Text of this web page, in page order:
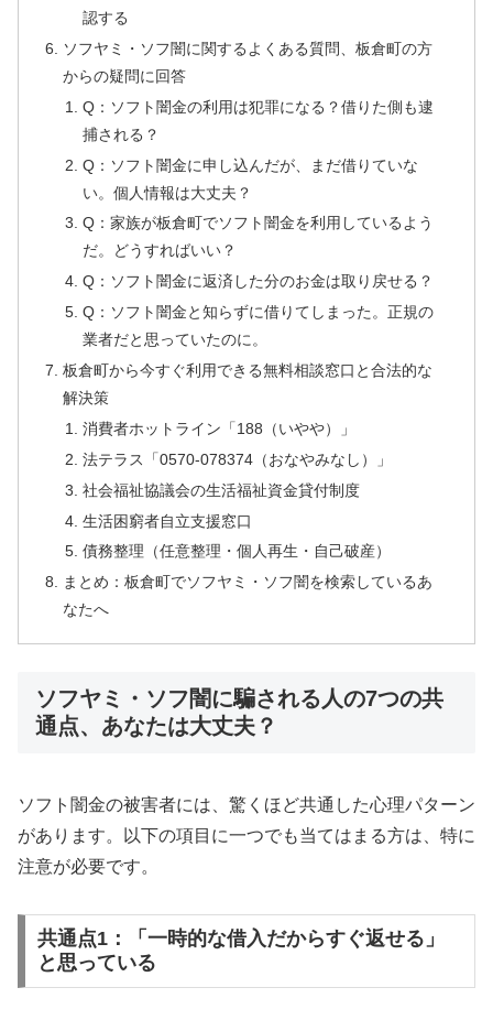
認する
ソフヤミ・ソフ闇に関するよくある質問、板倉町の方
からの疑問に回答
Q：ソフト闇金の利用は犯罪になる？借りた側も逮
捕される？
Q：ソフト闇金に申し込んだが、まだ借りていな
い。個人情報は大丈夫？
Q：家族が板倉町でソフト闇金を利用しているよう
だ。どうすればいい？
Q：ソフト闇金に返済した分のお金は取り戻せる？
Q：ソフト闇金と知らずに借りてしまった。正規の
業者だと思っていたのに。
板倉町から今すぐ利用できる無料相談窓口と合法的な
解決策
消費者ホットライン「188（いやや）」
法テラス「0570-078374（おなやみなし）」
社会福祉協議会の生活福祉資金貸付制度
生活困窮者自立支援窓口
債務整理（任意整理・個人再生・自己破産）
まとめ：板倉町でソフヤミ・ソフ闇を検索しているあ
なたへ
ソフヤミ・ソフ闇に騙される人の7つの共
通点、あなたは大丈夫？
ソフト闇金の被害者には、驚くほど共通した心理パターン
があります。以下の項目に一つでも当てはまる方は、特に
注意が必要です。
共通点1：「一時的な借入だからすぐ返せる」
と思っている